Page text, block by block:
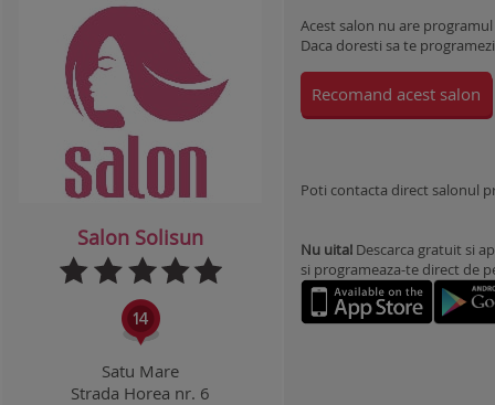
Salon Solisun
Satu Mare
Strada Horea nr. 6
Acest salon nu are
Daca doresti sa te
Recomand acest salon
Poti contacta direct salonul
Nu uita! Descarca gratuit si
si programeaza-te direct de